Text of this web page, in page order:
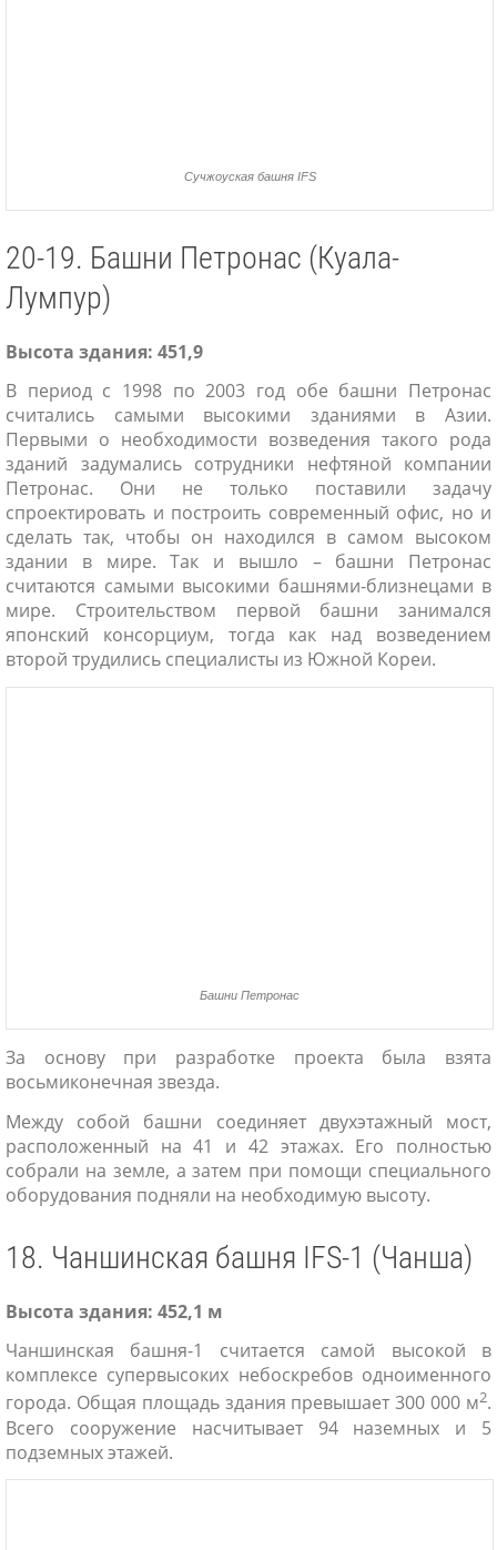
Сучжоуская башня IFS
20-19. Башни Петронас (Куала-
Лумпур)
Высота здания: 451,9
В период с 1998 по 2003 год обе башни Петронас
считались самыми высокими зданиями в Азии.
Первыми о необходимости возведения такого рода
зданий задумались сотрудники нефтяной компании
Петронас. Они не только поставили задачу
спроектировать и построить современный офис, но и
сделать так, чтобы он находился в самом высоком
здании в мире. Так и вышло – башни Петронас
считаются самыми высокими башнями-близнецами в
мире. Строительством первой башни занимался
японский консорциум, тогда как над возведением
второй трудились специалисты из Южной Кореи.
Башни Петронас
За основу при разработке проекта была взята
восьмиконечная звезда.
Между собой башни соединяет двухэтажный мост,
расположенный на 41 и 42 этажах. Его полностью
собрали на земле, а затем при помощи специального
оборудования подняли на необходимую высоту.
18. Чаншинская башня IFS-1 (Чанша)
Высота здания: 452,1 м
Чаншинская башня-1 считается самой высокой в
комплексе супервысоких небоскребов одноименного
города. Общая площадь здания превышает 300 000 м2.
Всего сооружение насчитывает 94 наземных и 5
подземных этажей.